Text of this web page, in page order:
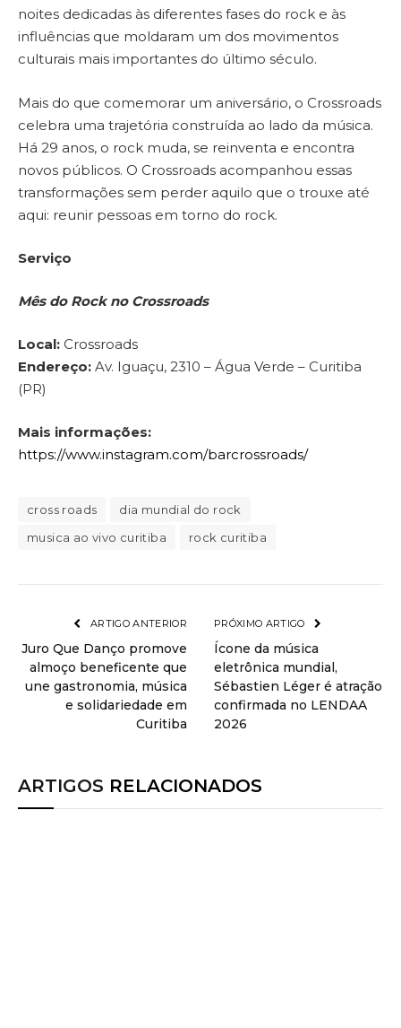
noites dedicadas às diferentes fases do rock e às
influências que moldaram um dos movimentos
culturais mais importantes do último século.
Mais do que comemorar um aniversário, o Crossroads
celebra uma trajetória construída ao lado da música.
Há 29 anos, o rock muda, se reinventa e encontra
novos públicos. O Crossroads acompanhou essas
transformações sem perder aquilo que o trouxe até
aqui: reunir pessoas em torno do rock.
Serviço
Mês do Rock no Crossroads
Local: Crossroads
Endereço: Av. Iguaçu, 2310 – Água Verde – Curitiba
(PR)
Mais informações:
https://www.instagram.com/barcrossroads/
cross roads
dia mundial do rock
musica ao vivo curitiba
rock curitiba
ARTIGO ANTERIOR
Juro Que Danço promove
almoço beneficente que
une gastronomia, música
e solidariedade em
Curitiba
PRÓXIMO ARTIGO
Ícone da música
eletrônica mundial,
Sébastien Léger é atração
confirmada no LENDAA
2026
ARTIGOS RELACIONADOS